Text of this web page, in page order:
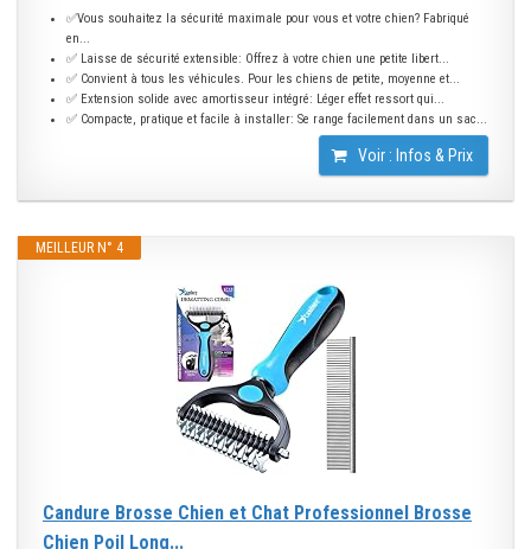
✅Vous souhaitez la sécurité maximale pour vous et votre chien? Fabriqué
en...
✅ Laisse de sécurité extensible: Offrez à votre chien une petite libert...
✅ Convient à tous les véhicules. Pour les chiens de petite, moyenne et...
✅ Extension solide avec amortisseur intégré: Léger effet ressort qui...
✅ Compacte, pratique et facile à installer: Se range facilement dans un sac...
Voir : Infos & Prix
MEILLEUR N° 4
Candure Brosse Chien et Chat Professionnel Brosse
Chien Poil Long...